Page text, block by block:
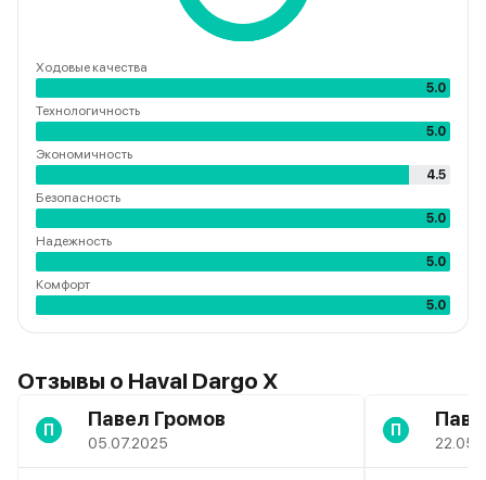
Ходовые качества
5.0
Технологичность
5.0
Экономичность
4.5
Безопасность
5.0
Надежность
5.0
Комфорт
5.0
Отзывы о Haval Dargo X
П Павел Громов
05.07.2025
П